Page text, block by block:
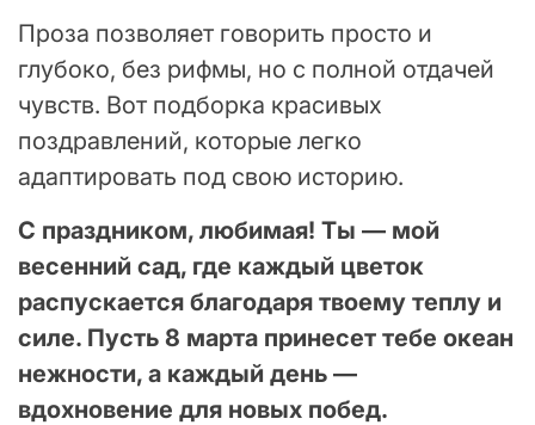
Проза позволяет говорить просто и
глубоко, без рифмы, но с полной отдачей
чувств. Вот подборка красивых
поздравлений, которые легко
адаптировать под свою историю.
С праздником, любимая! Ты — мой
весенний сад, где каждый цветок
распускается благодаря твоему теплу и
силе. Пусть 8 марта принесет тебе океан
нежности, а каждый день —
вдохновение для новых побед.